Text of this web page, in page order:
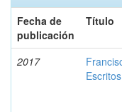
Fecha de
publicación
Título
2017
Escritos